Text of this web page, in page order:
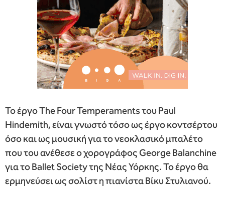
Το έργο The Four Temperaments του Paul
Hindemith, είναι γνωστό τόσο ως έργο κοντσέρτου
όσο και ως μουσική για το νεοκλασικό μπαλέτο
που του ανέθεσε ο χορογράφος George Balanchine
για το Ballet Society της Νέας Υόρκης. Το έργο θα
ερμηνεύσει ως σολίστ η πιανίστα Βίκυ Στυλιανού.